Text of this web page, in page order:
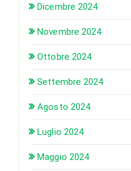
Dicembre 2024
Novembre 2024
Ottobre 2024
Settembre 2024
Agosto 2024
Luglio 2024
Maggio 2024